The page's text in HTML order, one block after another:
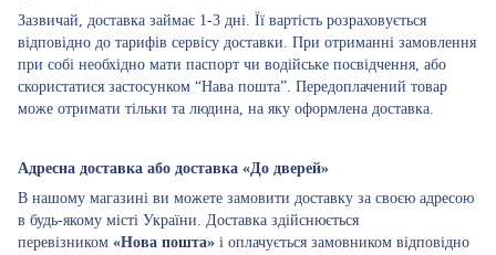
Зазвичай, доставка займає 1-3 дні. Її вартість розраховується
відповідно до тарифів сервісу доставки. При отриманні замовлення
при собі необхідно мати паспорт чи водійське посвідчення, або
скористатися застосунком “Нава пошта”. Передоплачений товар
може отримати тільки та людина, на яку оформлена доставка.
Адресна доставка або доставка «До дверей»
В нашому магазині ви можете замовити доставку за своєю адресою
в будь-якому місті України. Доставка здійснюється
перевізником «Нова пошта» і оплачується замовником відповідно